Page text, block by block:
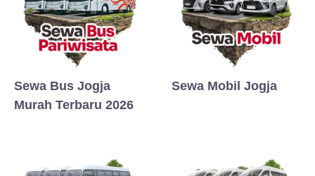
Sewa Bus Jogja
Murah Terbaru 2026
Sewa Mobil Jogja